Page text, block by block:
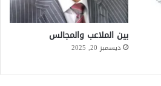
بين الملاعب والمجالس
ديسمبر 20, 2025